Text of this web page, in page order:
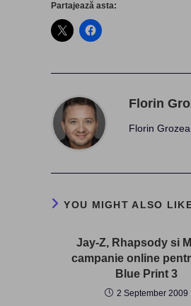
Partajează asta:
Florin
Florin
YOU MIGHT ALSO
Jay-Z, Rhapsody si
campanie online
Blue Print 3
2 September 2009